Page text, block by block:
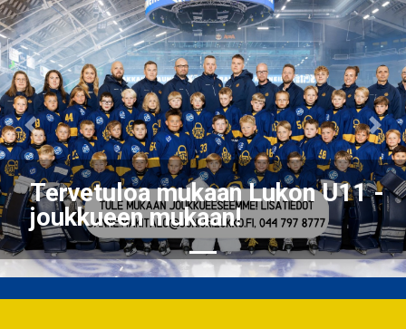
Tervetuloa mukaan Lukon U11 -
joukkueen mukaan!
Previous